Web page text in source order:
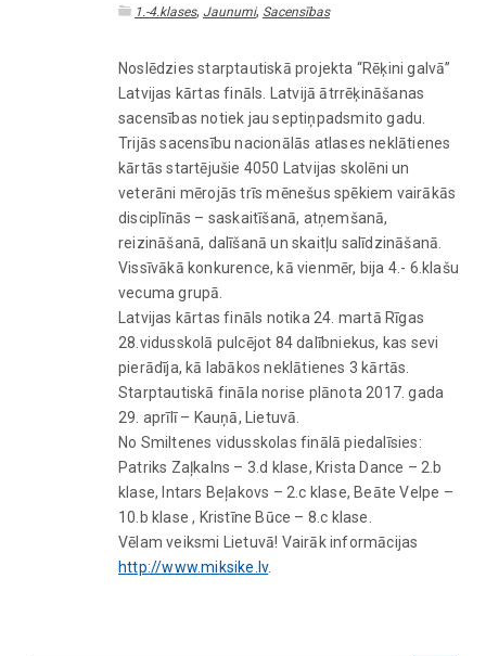
1.-4.klases, Jaunumi, Sacensības
Noslēdzies starptautiskā projekta “Rēķini galvā”
Latvijas kārtas fināls. Latvijā ātrrēķināšanas
sacensības notiek jau septiņpadsmito gadu.
Trijās sacensību nacionālās atlases neklātienes
kārtās startējušie 4050 Latvijas skolēni un
veterāni mērojās trīs mēnešus spēkiem vairākās
disciplīnās – saskaitīšanā, atņemšanā,
reizināšanā, dalīšanā un skaitļu salīdzināšanā.
Vissīvākā konkurence, kā vienmēr, bija 4.- 6.klašu
vecuma grupā.
Latvijas kārtas fināls notika 24. martā Rīgas
28.vidusskolā pulcējot 84 dalībniekus, kas sevi
pierādīja, kā labākos neklātienes 3 kārtās.
Starptautiskā fināla norise plānota 2017. gada
29. aprīlī – Kauņā, Lietuvā.
No Smiltenes vidusskolas finālā piedalīsies:
Patriks Zaļkalns – 3.d klase, Krista Dance – 2.b
klase, Intars Beļakovs – 2.c klase, Beāte Velpe –
10.b klase , Kristīne Būce – 8.c klase.
Vēlam veiksmi Lietuvā! Vairāk informācijas
http://www.miksike.lv.